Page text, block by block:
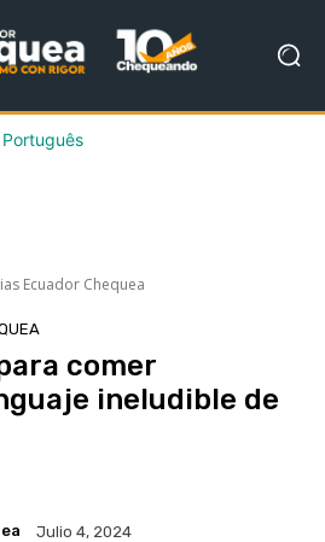
Português
Ecuador Chequea
comer
ineludible de
Julio 4, 2024